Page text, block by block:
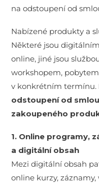
na odstoupení od
Nabízené produkty a
Některé jsou
online, jiné jsou
workshopem,
v konkrétním termínu.
odstoupení od
zakoupeného
1. Online programy,
a digitální obsah
Mezi digitální obsah
online kurzy,